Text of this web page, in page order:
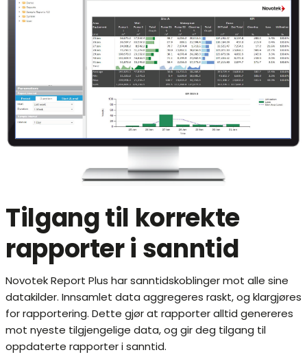
Tilgang til korrekte
rapporter i sanntid
Novotek Report Plus har sanntidskoblinger mot alle sine
datakilder. Innsamlet data aggregeres raskt, og klargjøres
for rapportering. Dette gjør at rapporter alltid genereres
mot nyeste tilgjengelige data, og gir deg tilgang til
oppdaterte rapporter i sanntid.